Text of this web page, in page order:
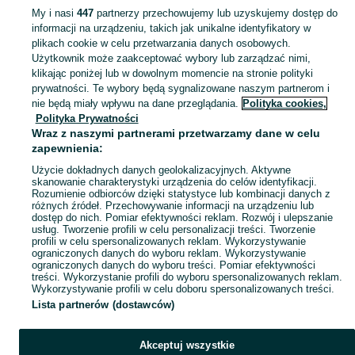
KATEGORIA
Sprzedaż glebogryzarek Bochnia ▶️ Szeroki wybór modeli, marek i konfiguracji ✅ Nowe i używane w atrakcyjnych cenach ☝ Sprawdź oferty na OLX.pl! Zobacz
Mapa kategorii
Mapa miejscowości
Mapa ministron
Popularne wyszukiwania
My i nasi 447partnerzy przechowujemy lub uzyskujemy dostęp do
informacji na urządzeniu, takich jak unikalne identyfikatory w
plikach cookie w celu przetwarzania danych osobowych.
Użytkownik może zaakceptować wybory lub zarządzać nimi,
klikając poniżej lub w dowolnym momencie na stronie polityki
prywatności. Te wybory będą sygnalizowane naszym partnerom i
nie będą miały wpływu na dane przeglądania. Polityka cookies,
Polityka Prywatności
Wraz z naszymi partnerami przetwarzamy dane w celu
zapewnienia:
Użycie dokładnych danych geolokalizacyjnych. Aktywne
skanowanie charakterystyki urządzenia do celów identyfikacji.
Rozumienie odbiorców dzięki statystyce lub kombinacji danych z
różnych źródeł. Przechowywanie informacji na urządzeniu lub
dostęp do nich. Pomiar efektywności reklam. Rozwój i ulepszanie
usług. Tworzenie profili w celu personalizacji treści. Tworzenie
profili w celu spersonalizowanych reklam. Wykorzystywanie
ograniczonych danych do wyboru reklam. Wykorzystywanie
ograniczonych danych do wyboru treści. Pomiar efektywności
treści. Wykorzystanie profili do wyboru spersonalizowanych reklam.
Wykorzystywanie profili w celu doboru spersonalizowanych treści.
Lista partnerów (dostawców)
Akceptuj wszystkie